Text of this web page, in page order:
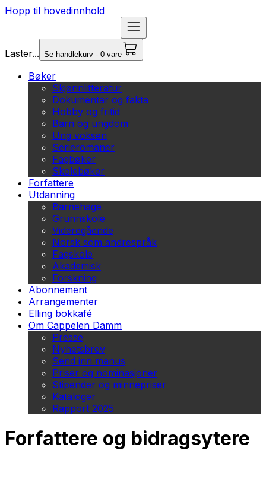
Hopp til hovedinnhold
Laster... Se handlekurv - 0 vare
Bøker
Skjønnlitteratur
Dokumentar og fakta
Hobby og fritid
Barn og ungdom
Ung voksen
Serieromaner
Fagbøker
Skolebøker
Forfattere
Utdanning
Barnehage
Grunnskole
Videregående
Norsk som andrespråk
Fagskole
Akademisk
Forskning
Abonnement
Arrangementer
Elling bokkafé
Om Cappelen Damm
Presse
Nyhetsbrev
Send inn manus
Priser og nominasjoner
Stipender og minnepriser
Kataloger
Rapport 2025
Forfattere og bidragsytere